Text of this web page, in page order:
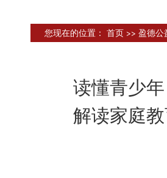
您现在的位置： 首页 >> 盈德公
读懂青少
解读家庭